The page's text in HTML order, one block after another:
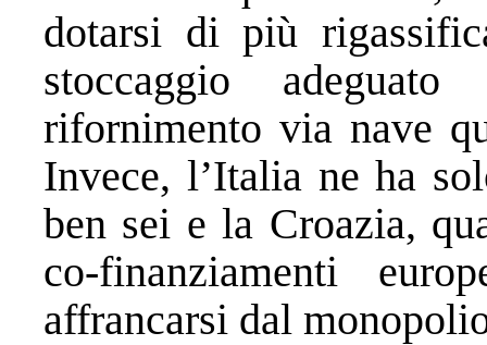
dotarsi di più
stoccaggio
rifornimento via nave
Invece, l’Italia ne ha
ben sei e la Croazia,
co-finanziamenti
affrancarsi dal